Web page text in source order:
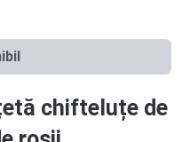
chifteluțe de